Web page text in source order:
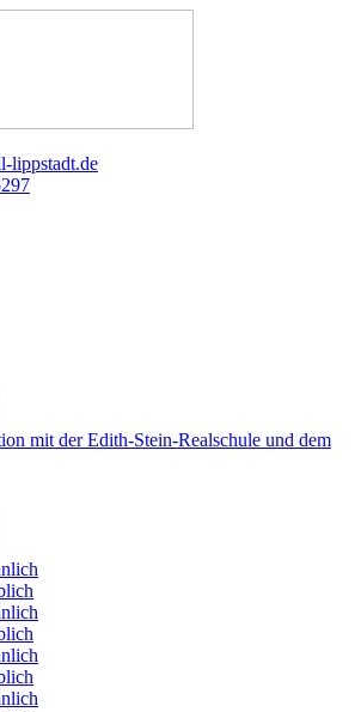
lippstadt.de
mit der Edith-Stein-Realschule und dem